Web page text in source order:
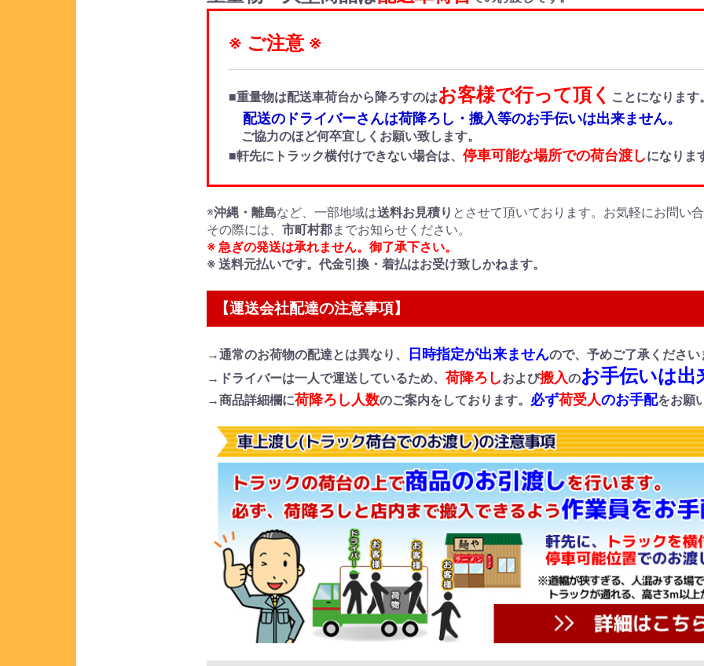
※ ご注意 ※
■重量物は配送車荷台から降ろすのはお客様で行って頂く ことになります
配送のドライバーさんは荷降ろし・搬入等のお手伝いは出来ません。
ご協力のほど何卒宜しくお願い致します。
■軒先にトラック横付けできない場合は、停車可能な場所での荷台渡しになりま
※沖縄・離島など、一部地域は送料お見積り とさせて頂いております。お気軽にお問い
その際には、市町村郡までお知らせください。
※ 急ぎの発送は承れません。御了承下さい。
※ 送料元払いです。代金引換・着払はお受け致しかねます。
【運送会社配達の注意事項】
→通常のお荷物の配達とは異なり、 日時指定が出来ませんので、予めご了承ください
→ドライバーは一人で運送しているため、荷降ろしおよび搬入のお手伝いは出
→商品詳細欄に荷降ろし人数のご案内をしております。 必ず荷受人のお手配をお願